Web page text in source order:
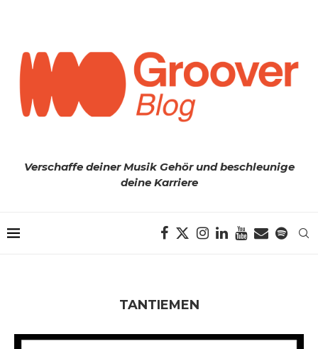
Verschaffe deiner Musik Gehör und beschleunige
deine Karriere
TANTIEMEN